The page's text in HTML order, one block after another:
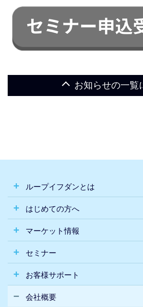
お知らせの一覧
ループイフダンとは
はじめての方へ
マーケット情報
セミナー
お客様サポート
会社概要